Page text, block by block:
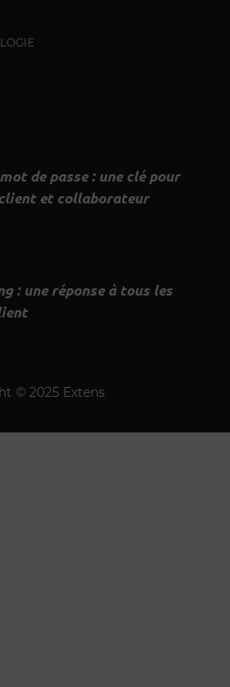
de passe : une clé pour
et collaborateur
: une réponse à tous les
© 2025 Extens